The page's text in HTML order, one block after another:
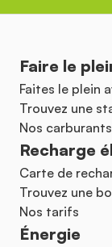
Faire le
Faites le plein
Trouvez une
Nos carburants
Recharge
Carte de
Trouvez une
Nos tarifs
Énergie